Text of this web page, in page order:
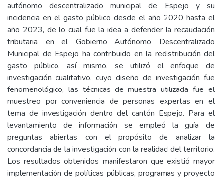
autónomo descentralizado municipal de Espejo y su
incidencia en el gasto público desde el año 2020 hasta el
año 2023, de lo cual fue la idea a defender la recaudación
tributaria en el Gobierno Autónomo Descentralizado
Municipal de Espejo ha contribuido en la redistribución del
gasto público, así mismo, se utilizó el enfoque de
investigación cualitativo, cuyo diseño de investigación fue
fenomenológico, las técnicas de muestra utilizada fue el
muestreo por conveniencia de personas expertas en el
tema de investigación dentro del cantón Espejo. Para el
levantamiento de información se empleó la guía de
preguntas abiertas con el propósito de analizar la
concordancia de la investigación con la realidad del territorio.
Los resultados obtenidos manifestaron que existió mayor
implementación de políticas públicas, programas y proyecto